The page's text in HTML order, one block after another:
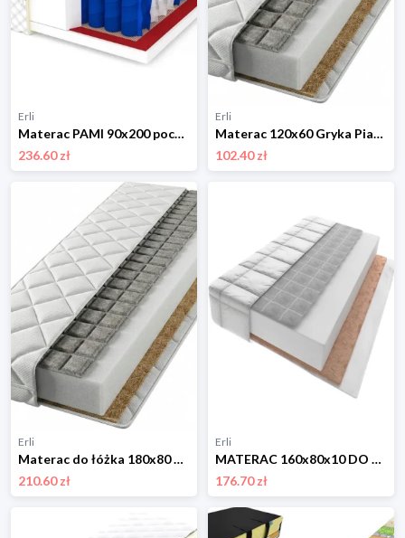
Erli
Materac PAMI 90x200 pocket Double HARD kokos
236.60 zł
Erli
Materac 120x60 Gryka Pianka Kokos Antyalergiczny Zdejmowany Pokrowiec
102.40 zł
Erli
Materac do łóżka 180x80 Gryka Pianka Kokos 10cm Zdejmowany Pokrowiec
210.60 zł
Erli
MATERAC 160x80x10 DO ŁÓŻKA GRYKA PIANKA KOKOS Dwustronny Twardy
176.70 zł